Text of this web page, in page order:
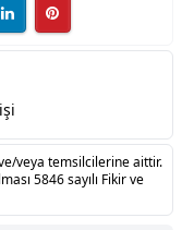
veya temsilcilerine aittir.
5846 sayılı Fikir ve